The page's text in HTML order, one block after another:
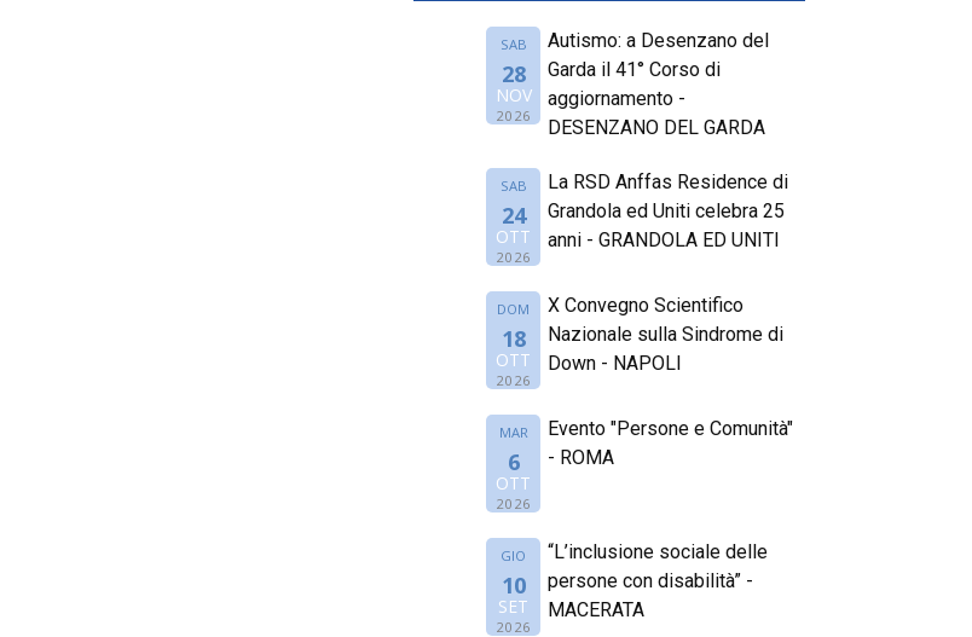
SAB
28
NOV
2026
Autismo: a Desenzano del
Garda il 41° Corso di
aggiornamento -
DESENZANO DEL GARDA
SAB
24
OTT
2026
La RSD Anffas Residence di
Grandola ed Uniti celebra 25
anni - GRANDOLA ED UNITI
DOM
18
OTT
2026
X Convegno Scientifico
Nazionale sulla Sindrome di
Down - NAPOLI
MAR
6
OTT
2026
Evento "Persone e Comunità"
- ROMA
GIO
10
SET
2026
“L’inclusione sociale delle
persone con disabilità” -
MACERATA